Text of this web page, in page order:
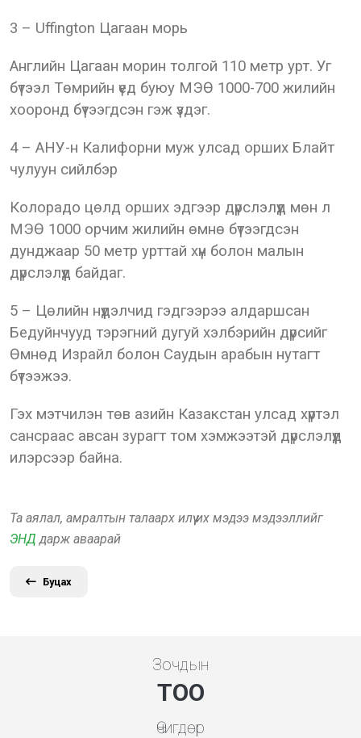
3 – Uffington Цагаан морь
Английн Цагаан морин толгой 110 метр урт. Уг
бүтээл Төмрийн үед буюу МЭӨ 1000-700 жилийн
хооронд бүтээгдсэн гэж үздэг.
4 – АНУ-н Калифорни муж улсад орших Блайт
чулуун сийлбэр
Колорадо цөлд орших эдгээр дүрслэлүүд мөн л
МЭӨ 1000 орчим жилийн өмнө бүтээгдсэн
дунджаар 50 метр урттай хүн болон малын
дүрслэлүүд байдаг.
5 – Цөлийн нүүдэлчид гэдгээрээ алдаршсан
Бедуйнчууд тэрэгний дугуй хэлбэрийн дүрсийг
Өмнөд Израйл болон Саудын арабын нутагт
бүтээжээ.
Гэх мэтчилэн төв азийн Казакстан улсад хүртэл
сансраас авсан зурагт том хэмжээтэй дүрслэлүүд
илэрсээр байна.
Та аялал, амралтын талаарх илүү их мэдээ мэдээллийг
ЭНД дарж аваарай
Буцах
Зочдын
ТОО
Өчигдөр